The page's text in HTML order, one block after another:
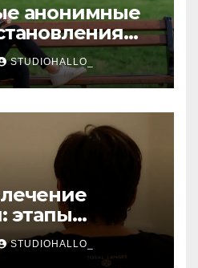
анонимные
и
подход
STUDIOHALLO_
этапы
и УБОД
STUDIOHALLO_